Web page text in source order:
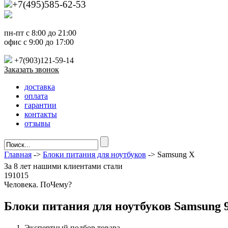
+7(495)585-62-53
пн-пт с 8:00 до 21:00
офис с 9:00 до 17:00
+7(903)121-59-14
Заказать звонок
доставка
оплата
гарантии
контакты
отзывы
Главная -> Блоки питания для ноутбуков -> Samsung X
За 8 лет нашими клиентами стали
191015
Человека. ПоЧему?
Блоки питания для ноутбуков Samsung